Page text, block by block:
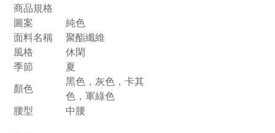
商品規格
圖案
純色
面料名稱
聚酯纖維
風格
休閑
季節
夏
顏色
黑色，灰色，卡其
色，軍綠色
腰型
中腰